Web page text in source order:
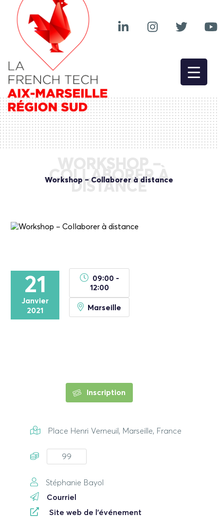
WORKSHOP –
COLLABORER À
DISTANCE
Workshop – Collaborer à distance
21
Janvier
2021
09:00 -
12:00
Marseille
Inscription
Place Henri Verneuil, Marseille, France
99
Stéphanie Bayol
Courriel
Site web de l'événement